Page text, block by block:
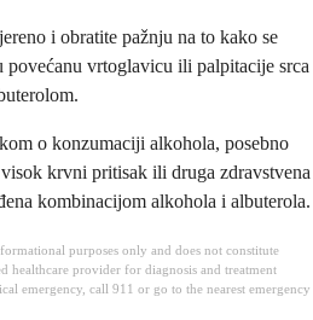
i obratite pažnju na to kako se
vrtoglavicu ili palpitacije srca
o konzumaciji alkohola, posebno
krvni pritisak ili druga zdravstvena
kombinacijom alkohola i albuterola.
purposes only and does not constitute
healthcare provider for diagnosis and treatment
emergency, call 911 or go to the nearest emergency